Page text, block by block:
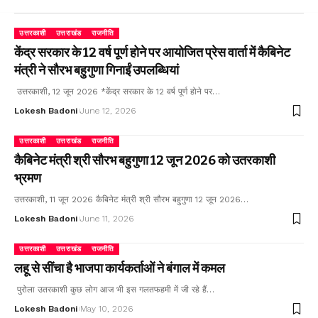
उत्तरकाशी उत्तराखंड राजनीति
केंद्र सरकार के 12 वर्ष पूर्ण होने पर आयोजित प्रेस वार्ता में कैबिनेट
मंत्री ने सौरभ बहुगुणा गिनाईं उपलब्धियां
उत्तरकाशी, 12 जून 2026 *केंद्र सरकार के 12 वर्ष पूर्ण होने पर…
Lokesh Badoni June 12, 2026
उत्तरकाशी उत्तराखंड राजनीति
कैबिनेट मंत्री श्री सौरभ बहुगुणा 12 जून 2026 को उतरकाशी
भ्रमण
उत्तरकाशी, 11 जून 2026 कैबिनेट मंत्री श्री सौरभ बहुगुणा 12 जून 2026…
Lokesh Badoni June 11, 2026
उत्तरकाशी उत्तराखंड राजनीति
लहू से सींचा है भाजपा कार्यकर्ताओं ने बंगाल में कमल
पुरोला उतरकाशी कुछ लोग आज भी इस गलतफहमी में जी रहे हैं…
Lokesh Badoni May 10, 2026